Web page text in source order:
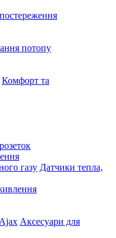
потопу
Комфорт та
Датчики тепла,
Аксесуари для